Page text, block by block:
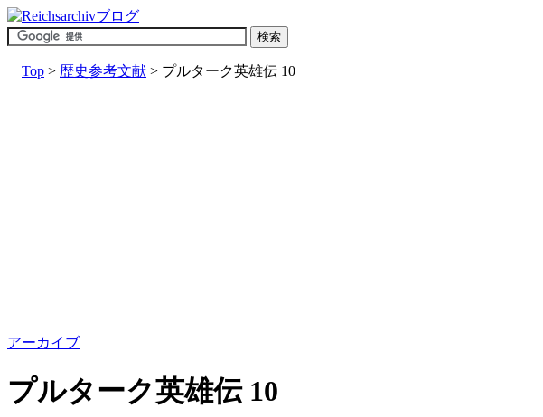
Top > 歴史参考文献 > プルターク英雄伝 10
アーカイブ
プルターク英雄伝 10